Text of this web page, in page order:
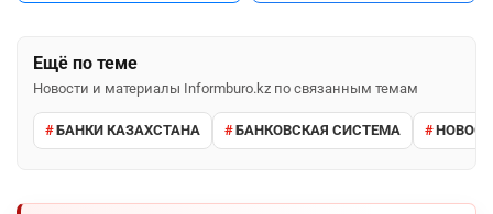
Ещё по теме
Новости и материалы Informburo.kz по связанным темам
БАНКИ КАЗАХСТАНА БАНКОВСКАЯ СИСТЕМА